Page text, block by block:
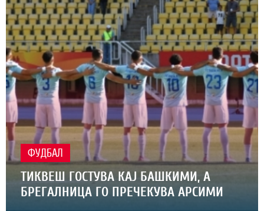
ФУДБАЛ
ТИКВЕШ ГОСТУВА КАЈ БАШКИМИ, А
БРЕГАЛНИЦА ГО ПРЕЧЕКУВА АРСИМИ